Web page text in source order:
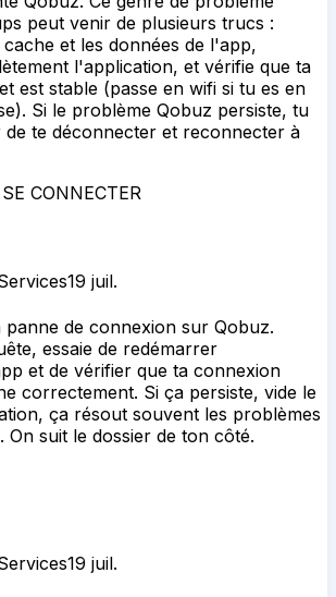
peut venir de plusieurs trucs :
cache et les données de l'app,
l'application, et vérifie que ta
est stable (passe en wifi si tu es en
Si le problème Qobuz persiste, tu
de te déconnecter et reconnecter à
CONNECTER
19 juil.
panne de connexion sur Qobuz.
essaie de redémarrer
et de vérifier que ta connexion
correctement. Si ça persiste, vide le
ça résout souvent les problèmes
On suit le dossier de ton côté.
19 juil.